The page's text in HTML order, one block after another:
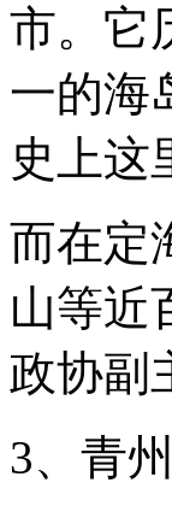
名
的
是
镇。
在
古
城
有
几
个
把，
市。它
一的海
史上这
而在定
山等近
政协副
3、青